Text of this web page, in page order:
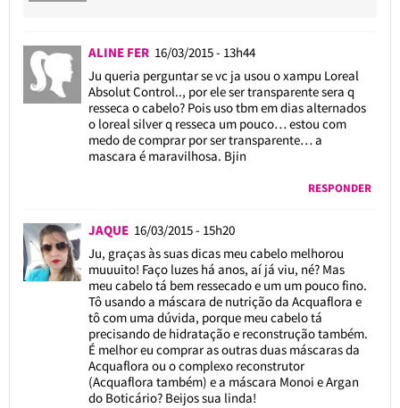
ALINE FER 16/03/2015 - 13h44
Ju queria perguntar se vc ja usou o xampu Loreal
Absolut Control.., por ele ser transparente sera q
resseca o cabelo? Pois uso tbm em dias alternados
o loreal silver q resseca um pouco… estou com
medo de comprar por ser transparente… a
mascara é maravilhosa. Bjin
RESPONDER
JAQUE 16/03/2015 - 15h20
Ju, graças às suas dicas meu cabelo melhorou
muuuito! Faço luzes há anos, aí já viu, né? Mas
meu cabelo tá bem ressecado e um um pouco fino.
Tô usando a máscara de nutrição da Acquaflora e
tô com uma dúvida, porque meu cabelo tá
precisando de hidratação e reconstrução também.
É melhor eu comprar as outras duas máscaras da
Acquaflora ou o complexo reconstrutor
(Acquaflora também) e a máscara Monoi e Argan
do Boticário? Beijos sua linda!